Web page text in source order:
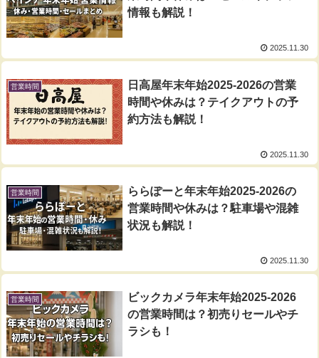
情報も解説！
2025.11.30
営業時間
日高屋年末年始2025-2026の営業
時間や休みは？テイクアウトの予
約方法も解説！
2025.11.30
営業時間
ららぽーと年末年始2025-2026の
営業時間や休みは？駐車場や混雑
状況も解説！
2025.11.30
営業時間
ビックカメラ年末年始2025-2026
の営業時間は？初売りセールやチ
ラシも！